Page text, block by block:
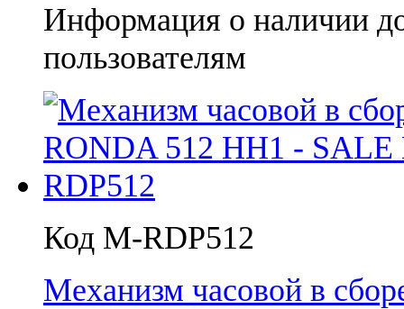
Информация о наличии
пользователям
Код M-RDP512
Механизм часовой в